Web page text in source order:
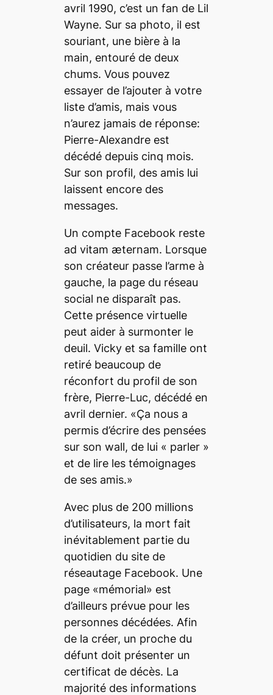
avril 1990, c’est un fan de Lil
Wayne. Sur sa photo, il est
souriant, une bière à la
main, entouré de deux
chums. Vous pouvez
essayer de l’ajouter à votre
liste d’amis, mais vous
n’aurez jamais de réponse:
Pierre-Alexandre est
décédé depuis cinq mois.
Sur son profil, des amis lui
laissent encore des
messages.
Un compte Facebook reste
ad vitam æternam. Lorsque
son créateur passe l’arme à
gauche, la page du réseau
social ne disparaît pas.
Cette présence virtuelle
peut aider à surmonter le
deuil. Vicky et sa famille ont
retiré beaucoup de
réconfort du profil de son
frère, Pierre-Luc, décédé en
avril dernier. «Ça nous a
permis d’écrire des pensées
sur son wall, de lui « parler »
et de lire les témoignages
de ses amis.»
Avec plus de 200 millions
d’utilisateurs, la mort fait
inévitablement partie du
quotidien du site de
réseautage Facebook. Une
page «mémorial» est
d’ailleurs prévue pour les
personnes décédées. Afin
de la créer, un proche du
défunt doit présenter un
certificat de décès. La
majorité des informations